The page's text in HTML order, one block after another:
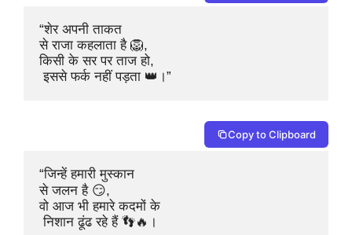
“शेर अपनी ताकत
से राजा कहलाता है 🦁,
किसी के सर पर ताज हो,
इससे फर्क नहीं पड़ता 👑।”
Copy to Clipboard
“जिन्हें हमारी मुस्कान
से जलन है 😏,
वो आज भी हमारे कदमों के
निशान ढूंढ रहे हैं 👣🔥।